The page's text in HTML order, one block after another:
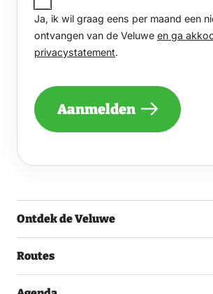
IK
WIL
GRAAG
PER
EEN
ONTVANGEN
EN
HET
Ja, ik wil graag eens per maand een
ontvangen van de Veluwe en ga
privacystatement.
Aanmelden
Ontdek de Veluwe
Routes